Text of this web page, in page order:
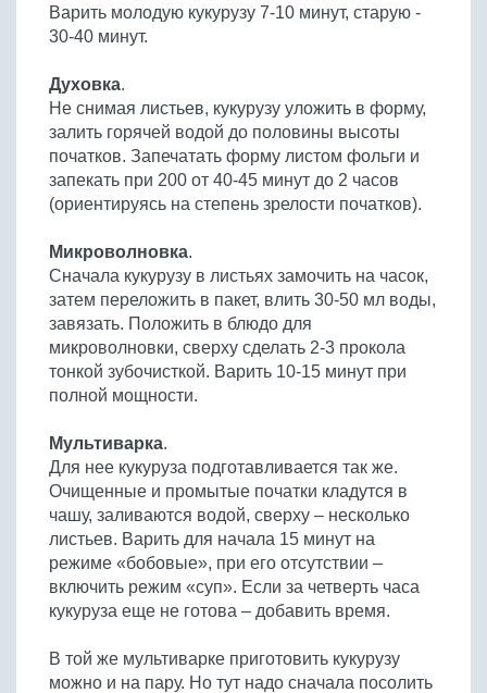
Варить молодую кукурузу 7-10 минут, старую -
30-40 минут.
Духовка.
Не снимая листьев, кукурузу уложить в форму,
залить горячей водой до половины высоты
початков. Запечатать форму листом фольги и
запекать при 200 от 40-45 минут до 2 часов
(ориентируясь на степень зрелости початков).
Микроволновка.
Сначала кукурузу в листьях замочить на часок,
затем переложить в пакет, влить 30-50 мл воды,
завязать. Положить в блюдо для
микроволновки, сверху сделать 2-3 прокола
тонкой зубочисткой. Варить 10-15 минут при
полной мощности.
Мультиварка.
Для нее кукуруза подготавливается так же.
Очищенные и промытые початки кладутся в
чашу, заливаются водой, сверху – несколько
листьев. Варить для начала 15 минут на
режиме «бобовые», при его отсутствии –
включить режим «суп». Если за четверть часа
кукуруза еще не готова – добавить время.
В той же мультиварке приготовить кукурузу
можно и на пару. Но тут надо сначала посолить